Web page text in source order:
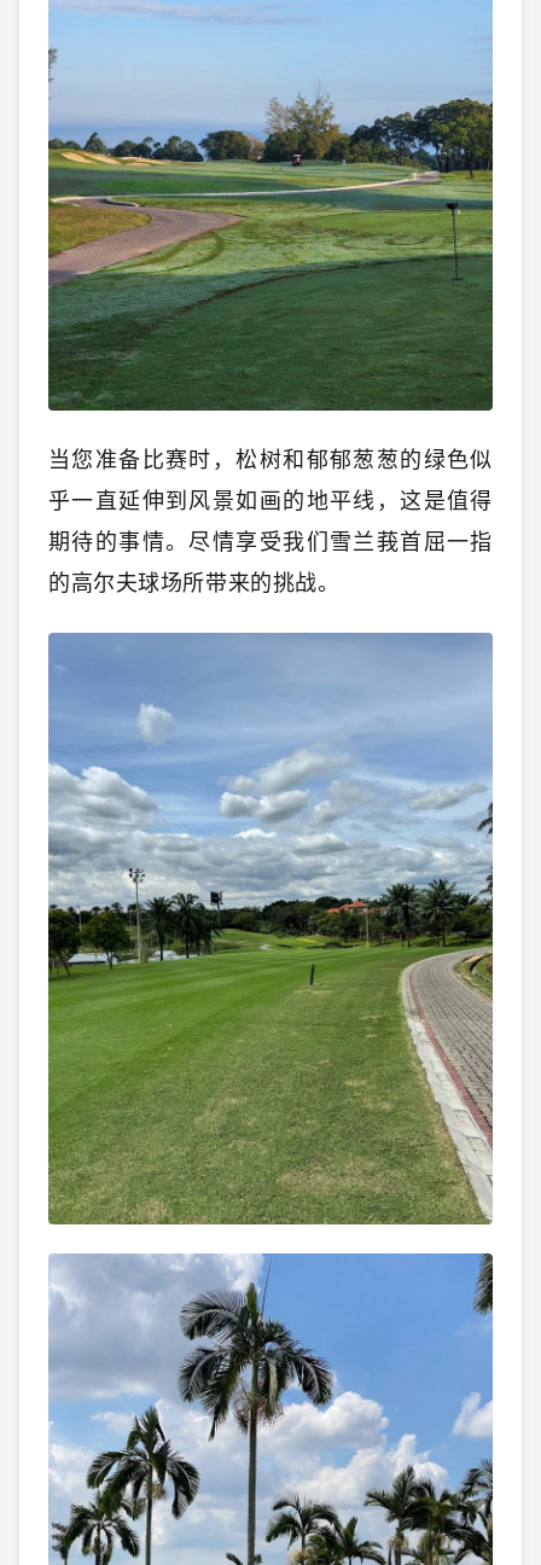
当您准备比赛时，松树和郁郁葱葱的绿色似
乎一直延伸到风景如画的地平线，这是值得
期待的事情。尽情享受我们雪兰莪首屈一指
的高尔夫球场所带来的挑战。